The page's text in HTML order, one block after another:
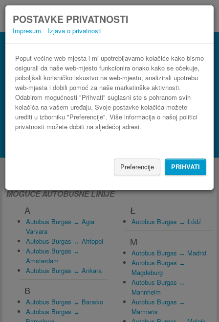
POSTAVKE PRIVATNOSTI
Impresum Izjava o privatnosti
Poput većine web-mjesta i mi upotrebljavamo kolačiće kako bismo
osigurali da naše web-mjesto funkcionira onako kako se očekuje,
poboljšali korisničko iskustvo na web-mjestu, analizirali upotrebu
web-mjesta i dobili pomoć za naše marketinške aktivnosti.
Odabirom mogućnosti "Prihvati" suglasni ste s pohranom svih
kolačića na vašem uređaju. Svoje postavke kolačića možete
urediti u izborniku "Preferencije". Više informacija o našoj politici
privatnosti možete dobiti na sljedećoj adresi.
Preferencije PRIHVATI
PRONAĐI LINIJU
Potraži smještaj s Booking.com
Autobus iz i za Burgas
MOGUĆE AUTOBUSNE LINIJE
A
Autobus Burgas ↔ Agia
Varvara
Autobus Burgas ↔ Ahtopol
Autobus Burgas ↔
Amsterdam
Autobus Burgas ↔ Ankara
B
Autobus Burgas ↔ Bansko
Autobus Burgas ↔
Ł
Autobus Burgas ↔ Łódź
M
Autobus Burgas ↔ Madrid
Autobus Burgas ↔
Magdeburg
Autobus Burgas ↔
Mannheim
Autobus Burgas ↔
Marmaris